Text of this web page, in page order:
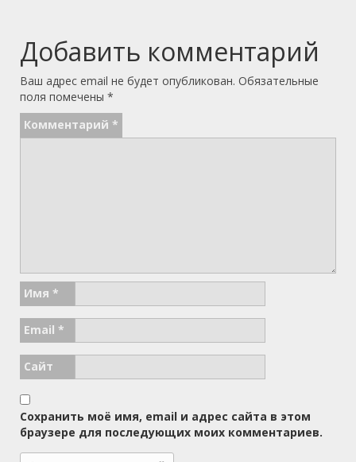
Добавить комментарий
Ваш адрес email не будет опубликован. Обязательные
поля помечены *
Комментарий *
Имя *
Email *
Сайт
Сохранить моё имя, email и адрес сайта в этом
браузере для последующих моих комментариев.